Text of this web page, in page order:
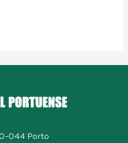
044 Porto